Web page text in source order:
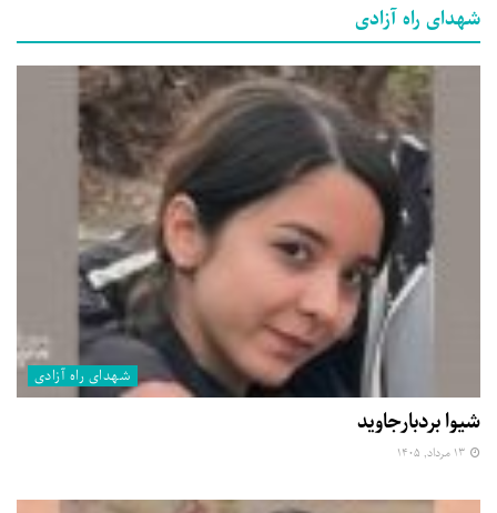
شهدای راه آزادی
شهدای راه آزادی
شیوا بردبارجاوید